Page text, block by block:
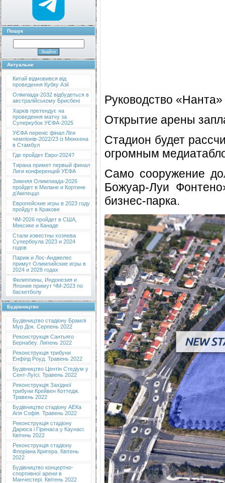
Пошук
Актуальне
Китай відмовився від
проведення Кубку Азії
Олімпіада-2032 відбудеться в
австралійському Брисбені
Харків претендує на
проведення матчу за
Суперкубок УЄФА-2025
УЄФА переніс фінал Ліги
чемпіонів-2022/23 із Мюнхена
в Стамбул
Где пройдет Евро-2024?
Тирана примет первый финал
Лиги конференций УЕФА
Зимняя Олимпиада-2026
пройдет в Милане и Кортине
д’Ампеццо
Европейские игры в 2023 году
пройдут в Кракове
ЧМ-2026 пройдет в США,
Мексике и Канаде
Стали известны хозяева
Супербоула 2023 и 2024
годов
Париж и Лос-Анджелес
примут Олимпийские игры в
2024 и 2028 годах
Филиппины, Индонезия и
Япония примут ЧМ-2023 по
баскетболу
Будівництво
Будівництво стадіону Брамлі
Мур Док. Серпень 2022
Реконструкція Сантьяго
Бернабеу. Липень 2022
Реконструкція трибуни
Енфілд Роуд. Травень 2022
Будівництво Центін Стедіум у
Сент-Луїсі. Травень 2022
Реконструкція Західної
трибуни Крейвен Коттедж.
Травень 2022
Будівництво стадіону АЕКа
Агія Софія. Травень 2022
Реконструкція стадіону
Дарюса і Гіренаса у Каунасі.
Квітень 2022
Реконструкція стадіону
Флоріана Кригера. Квітень
2022
Будівництво концертно-
спортивної арени в
Манчестері. Квітень 2022
Руководство
Открытие арены
Стадион будет
огромным
Само сооружение
Божуар-Луи
бизнес-парка.